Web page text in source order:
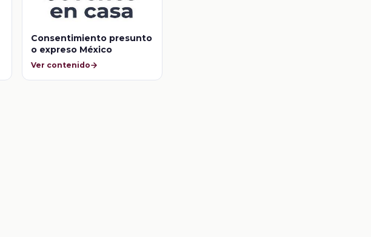
Consentimiento presunto
o expreso México
Ver contenido